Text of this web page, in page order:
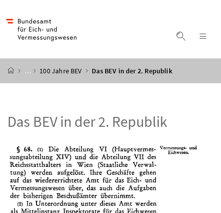
Suche
Startseite
… 100 Jahre BEV Das BEV in der 2. Republik
Das BEV in der 2. Republik